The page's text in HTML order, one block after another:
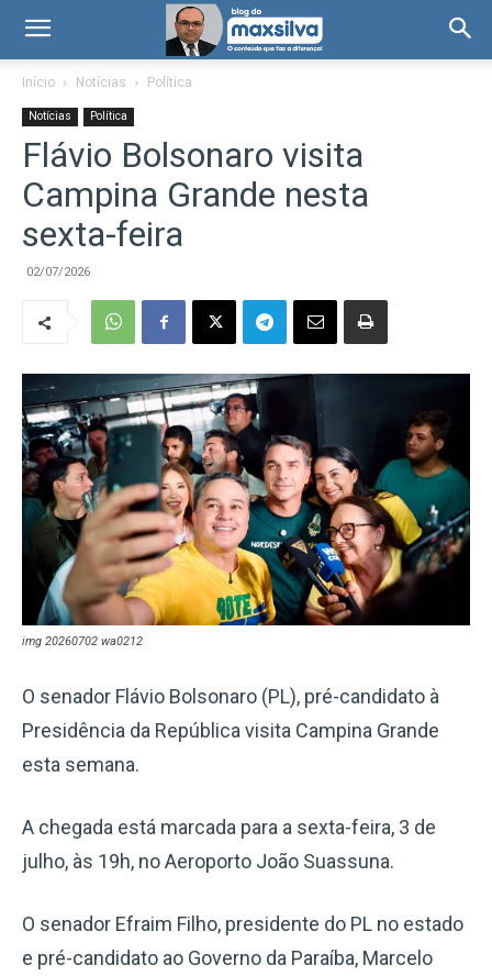
Início Notícias Política
Notícias Política
Flávio Bolsonaro visita
Campina Grande nesta
sexta-feira
02/07/2026
img 20260702 wa0212
O senador Flávio Bolsonaro (PL), pré-candidato à
Presidência da República visita Campina Grande
esta semana.
A chegada está marcada para a sexta-feira, 3 de
julho, às 19h, no Aeroporto João Suassuna.
O senador Efraim Filho, presidente do PL no estado
e pré-candidato ao Governo da Paraíba, Marcelo